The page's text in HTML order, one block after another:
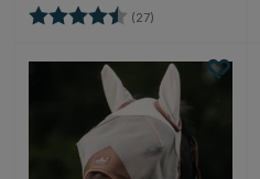
Karakter: (27)